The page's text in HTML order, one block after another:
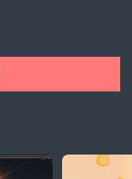
кун1 серия